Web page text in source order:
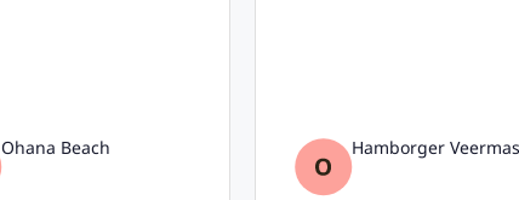
Ohana Beach Hamborger